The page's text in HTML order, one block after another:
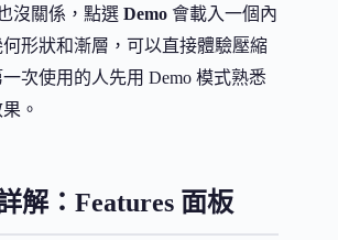
沒關係，點選 Demo 會載入一個內
形狀和漸層，可以直接體驗壓縮
次使用的人先用 Demo 模式熟悉
。
解：Features 面板